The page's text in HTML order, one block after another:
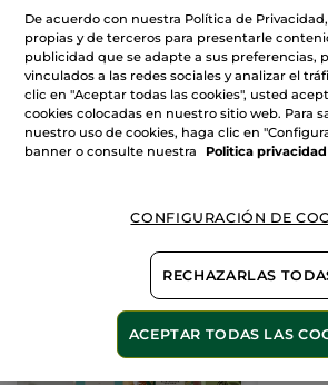
AÑADIR A MI
CESTA
TOP
Crema
Tarro
50
De acuerdo con nuestra Política de
propias y de terceros para presentarle
publicidad que se adapte a sus preferencias,
vinculados a las redes sociales y analizar el
clic en "Aceptar todas las cookies", usted
cookies colocadas en nuestro sitio web. Para
nuestro uso de cookies, haga clic en
banner o consulte nuestra
Politica privacidad
CONFIGURACIÓN DE
RECHAZARLAS
ACEPTAR TODAS LAS